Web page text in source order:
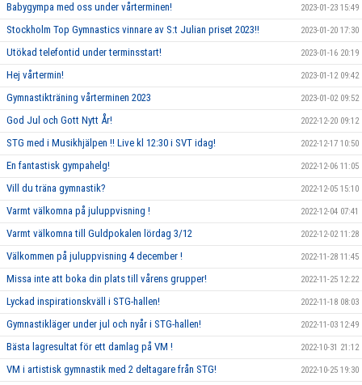
Babygympa med oss under vårterminen! 2023-01-23 15:49
Stockholm Top Gymnastics vinnare av S:t Julian priset 2023!! 2023-01-20 17:30
Utökad telefontid under terminsstart! 2023-01-16 20:19
Hej vårtermin! 2023-01-12 09:42
Gymnastikträning vårterminen 2023 2023-01-02 09:52
God Jul och Gott Nytt År! 2022-12-20 09:12
STG med i Musikhjälpen !! Live kl 12:30 i SVT idag! 2022-12-17 10:50
En fantastisk gympahelg! 2022-12-06 11:05
Vill du träna gymnastik? 2022-12-05 15:10
Varmt välkomna på juluppvisning ! 2022-12-04 07:41
Varmt välkomna till Guldpokalen lördag 3/12 2022-12-02 11:28
Välkommen på juluppvisning 4 december ! 2022-11-28 11:45
Missa inte att boka din plats till vårens grupper! 2022-11-25 12:22
Lyckad inspirationskväll i STG-hallen! 2022-11-18 08:03
Gymnastikläger under jul och nyår i STG-hallen! 2022-11-03 12:49
Bästa lagresultat för ett damlag på VM ! 2022-10-31 21:12
VM i artistisk gymnastik med 2 deltagare från STG! 2022-10-25 19:30